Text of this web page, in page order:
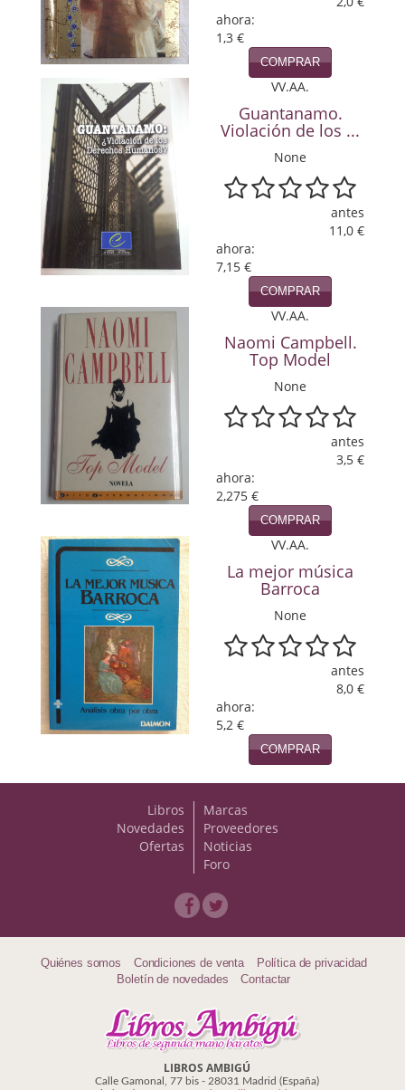
Segunda Guerra Mundial
Teatro
Tema Local
Terror
Terrorismo
Varios
Viajes
ahora:
1,3 €
COMPRAR
VV.AA.
Guantanamo.
Violación de los ...
None
antes
11,0 €
ahora:
7,15 €
COMPRAR
VV.AA.
Naomi Campbell.
Top Model
None
antes
3,5 €
ahora:
2,275 €
COMPRAR
VV.AA.
La mejor música
Barroca
None
antes
8,0 €
ahora:
5,2 €
COMPRAR
Libros
Novedades
Ofertas
Marcas
Proveedores
Noticias
Foro
Quiénes somos Condiciones de venta
Política de privacidad
Boletín de novedades
Contactar
LIBROS AMBIGÚ
Calle Gamonal, 77 bis - 28031 Madrid (España)